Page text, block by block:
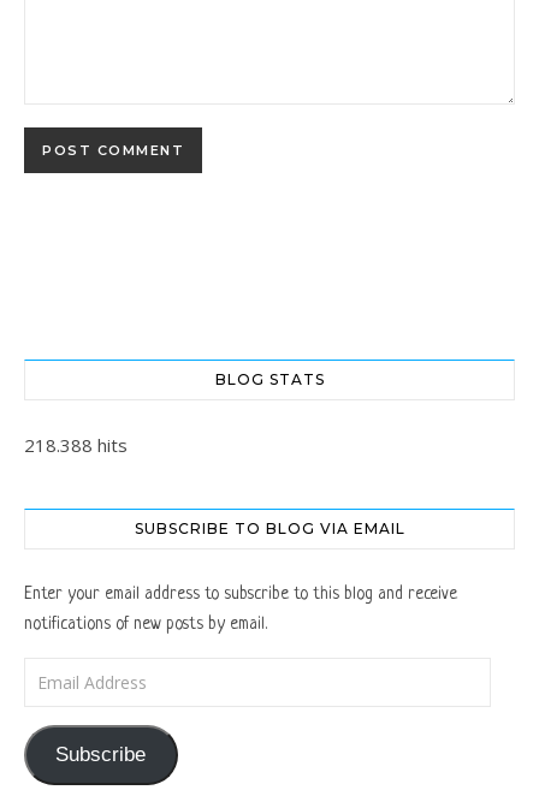
BLOG STATS
218.388 hits
SUBSCRIBE TO BLOG VIA EMAIL
Enter your email address to subscribe to this blog and receive
notifications of new posts by email.
Subscribe